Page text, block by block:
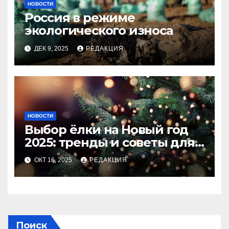
НОВОСТИ
Россия в режиме
экологического износа
ДЕК 9, 2025 РЕДАКЦИЯ
НОВОСТИ
Выбор ёлки на Новый год
2025: тренды и советы для
идеального праздника
ОКТ 16, 2025 РЕДАКЦИЯ
Поиск